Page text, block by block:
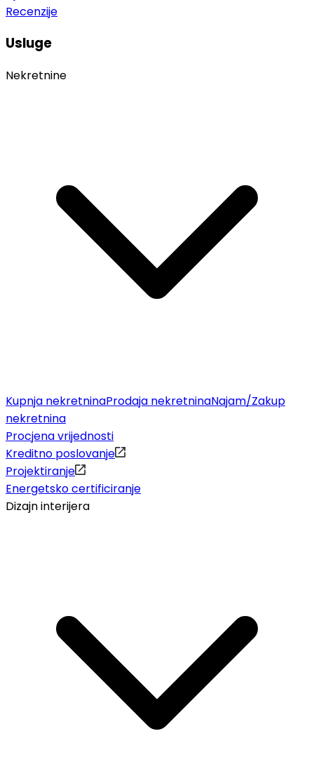
Recenzije
Usluge
Nekretnine
Kupnja nekretninaProdaja nekretninaNajam/Zakup
nekretnina
Procjena vrijednosti
Kreditno poslovanje
Projektiranje
Energetsko certificiranje
Dizajn interijera